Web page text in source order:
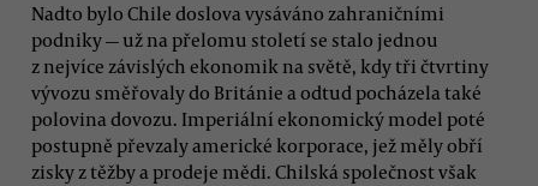
Nadto bylo Chile doslova vysáváno zahraničními
podniky — už na přelomu století se stalo jednou
z nejvíce závislých ekonomik na světě, kdy tři čtvrtiny
vývozu směřovaly do Británie a odtud pocházela také
polovina dovozu. Imperiální ekonomický model poté
postupně převzaly americké korporace, jež měly obří
zisky z těžby a prodeje mědi. Chilská společnost však